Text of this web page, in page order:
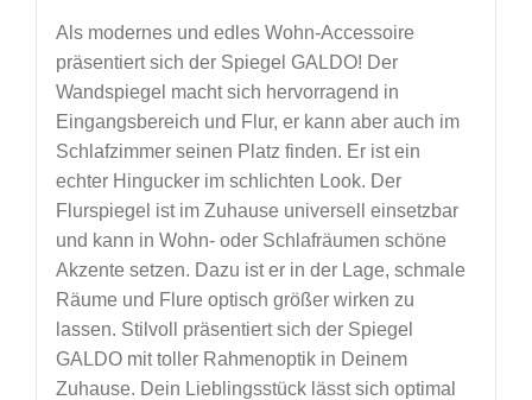
Als modernes und edles Wohn-Accessoire
präsentiert sich der Spiegel GALDO! Der
Wandspiegel macht sich hervorragend in
Eingangsbereich und Flur, er kann aber auch im
Schlafzimmer seinen Platz finden. Er ist ein
echter Hingucker im schlichten Look. Der
Flurspiegel ist im Zuhause universell einsetzbar
und kann in Wohn- oder Schlafräumen schöne
Akzente setzen. Dazu ist er in der Lage, schmale
Räume und Flure optisch größer wirken zu
lassen. Stilvoll präsentiert sich der Spiegel
GALDO mit toller Rahmenoptik in Deinem
Zuhause. Dein Lieblingsstück lässt sich optimal